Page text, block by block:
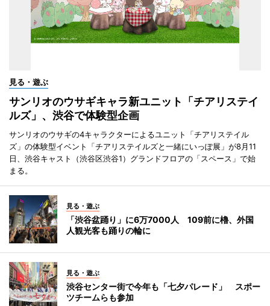
見る・遊ぶ
サンリオのウサギキャラ新ユニット「チアリステイ
ルズ」、渋谷で体験型企画
サンリオのウサギの4キャラクターによるユニット「チアリステイル
ズ」の体験型イベント「チアリステイルズと一緒にいっぽ展」が8月11
日、渋谷キャスト（渋谷区渋谷1）グランドフロアの「スペース」で始
まる。
見る・遊ぶ
「渋谷盆踊り」に6万7000人 109前に櫓、外国
人観光客も踊りの輪に
見る・遊ぶ
渋谷センター街で今年も「七夕パレード」 スポー
ツチームらも参加